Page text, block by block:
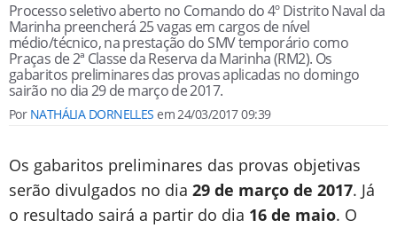
Processo seletivo aberto no Comando do 4º Distrito Naval da
Marinha preencherá 25 vagas em cargos de nível
médio/técnico, na prestação do SMV temporário como
Praças de 2ª Classe da Reserva da Marinha (RM2). Os
gabaritos preliminares das provas aplicadas no domingo
sairão no dia 29 de março de 2017.
Por NATHÁLIA DORNELLES em24/03/2017 09:39
Os gabaritos preliminares das provas objetivas
serão divulgados no dia 29 de março de 2017. Já
o resultado sairá a partir do dia 16 de maio. O